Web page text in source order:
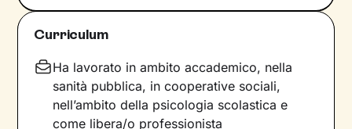
infatti, vengono apprese, memorizzate e
riproposte nelle relazioni successive.
che in età adulta si attivano in maniera
automatica - è la chiave per innescare il
cambiamento.
Curriculum
Ha lavorato in ambito accademico, nella
sanità pubblica, in cooperative sociali,
nell’ambito della psicologia scolastica e
come libera/o professionista